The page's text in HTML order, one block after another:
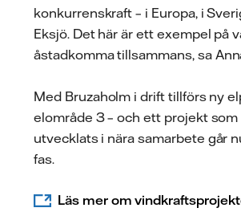
konkurrenskraft – i Europa, i
Eksjö. Det här är ett exempel på
åstadkomma tillsammans, sa
Med Bruzaholm i drift tillförs ny
elområde 3 – och ett projekt
utvecklats i nära samarbete går
fas.
Läs mer om